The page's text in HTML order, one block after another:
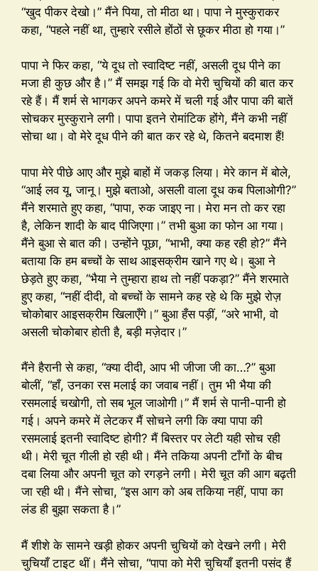
“खुद पीकर देखो।” मैंने पिया, तो मीठा था। पापा ने मुस्कुराकर
कहा, “पहले नहीं था, तुम्हारे रसीले होंठों से छूकर मीठा हो गया।”
पापा ने फिर कहा, “ये दूध तो स्वादिष्ट नहीं, असली दूध पीने का
मजा ही कुछ और है।” मैं समझ गई कि वो मेरी चुचियों की बात कर
रहे हैं। मैं शर्म से भागकर अपने कमरे में चली गई और पापा की बातें
सोचकर मुस्कुराने लगी। पापा इतने रोमांटिक होंगे, मैंने कभी नहीं
सोचा था। वो मेरे दूध पीने की बात कर रहे थे, कितने बदमाश हैं!
पापा मेरे पीछे आए और मुझे बाहों में जकड़ लिया। मेरे कान में बोले,
“आई लव यू, जानू। मुझे बताओ, असली वाला दूध कब पिलाओगी?”
मैंने शरमाते हुए कहा, “पापा, रुक जाइए ना। मेरा मन तो कर रहा
है, लेकिन शादी के बाद पीजिएगा।” तभी बुआ का फोन आ गया।
मैंने बुआ से बात की। उन्होंने पूछा, “भाभी, क्या कह रही हो?” मैंने
बताया कि हम बच्चों के साथ आइसक्रीम खाने गए थे। बुआ ने
छेड़ते हुए कहा, “भैया ने तुम्हारा हाथ तो नहीं पकड़ा?” मैंने शरमाते
हुए कहा, “नहीं दीदी, वो बच्चों के सामने कह रहे थे कि मुझे रोज़
चोकोबार आइसक्रीम खिलाएँगे।” बुआ हँस पड़ीं, “अरे भाभी, वो
असली चोकोबार होती है, बड़ी मज़ेदार।”
मैंने हैरानी से कहा, “क्या दीदी, आप भी जीजा जी का…?” बुआ
बोलीं, “हाँ, उनका रस मलाई का जवाब नहीं। तुम भी भैया की
रसमलाई चखोगी, तो सब भूल जाओगी।” मैं शर्म से पानी-पानी हो
गई। अपने कमरे में लेटकर मैं सोचने लगी कि क्या पापा की
रसमलाई इतनी स्वादिष्ट होगी? मैं बिस्तर पर लेटी यही सोच रही
थी। मेरी चूत गीली हो रही थी। मैंने तकिया अपनी टाँगों के बीच
दबा लिया और अपनी चूत को रगड़ने लगी। मेरी चूत की आग बढ़ती
जा रही थी। मैंने सोचा, “इस आग को अब तकिया नहीं, पापा का
लंड ही बुझा सकता है।”
मैं शीशे के सामने खड़ी होकर अपनी चुचियों को देखने लगी। मेरी
चुचियाँ टाइट थीं। मैंने सोचा, “पापा को मेरी चुचियाँ इतनी पसंद हैं